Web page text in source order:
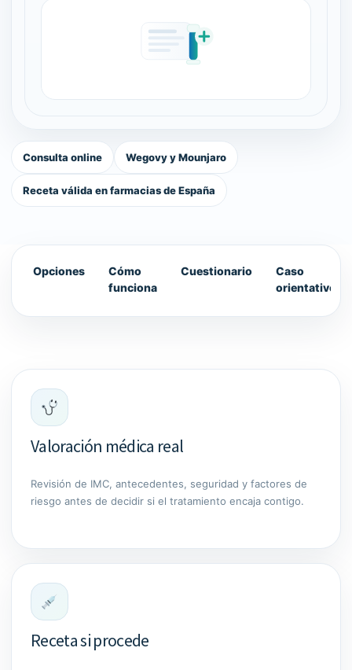
Consulta online Wegovy y Mounjaro
Receta válida en farmacias de España
Opciones
Cómo
funciona
Cuestionario
Caso
orientativo
Valoración médica real
Revisión de IMC, antecedentes, seguridad y factores de
riesgo antes de decidir si el tratamiento encaja contigo.
Receta si procede